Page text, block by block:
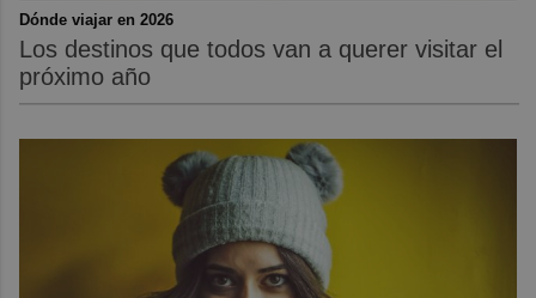
Dónde viajar en 2026
Los destinos que todos van a querer visitar el
próximo año